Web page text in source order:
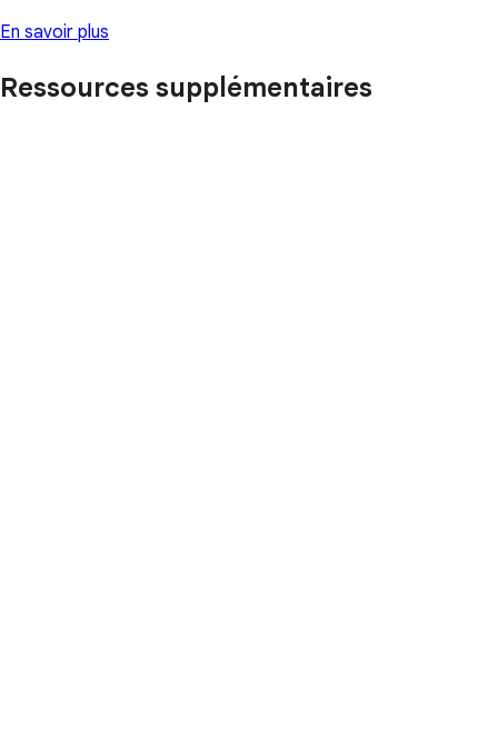
En savoir plus
Ressources supplémentaires